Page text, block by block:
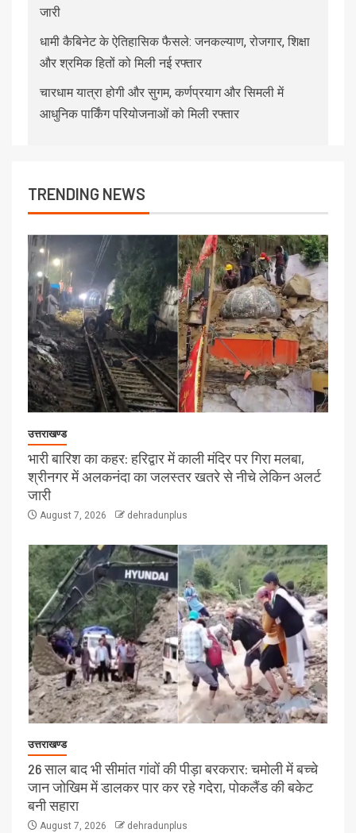
जारी
धामी कैबिनेट के ऐतिहासिक फैसले: जनकल्याण, रोजगार, शिक्षा
और श्रमिक हितों को मिली नई रफ्तार
चारधाम यात्रा होगी और सुगम, कर्णप्रयाग और सिमली में
आधुनिक पार्किंग परियोजनाओं को मिली रफ्तार
TRENDING NEWS
उत्तराखण्ड
भारी बारिश का कहर: हरिद्वार में काली मंदिर पर गिरा मलबा,
श्रीनगर में अलकनंदा का जलस्तर खतरे से नीचे लेकिन अलर्ट
जारी
August 7, 2026 dehradunplus
उत्तराखण्ड
26 साल बाद भी सीमांत गांवों की पीड़ा बरकरार: चमोली में बच्चे
जान जोखिम में डालकर पार कर रहे गदेरा, पोकलैंड की बकेट
बनी सहारा
August 7, 2026 dehradunplus